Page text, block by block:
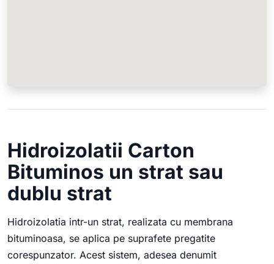
Hidroizolatii Carton
Bituminos un strat sau
dublu strat
Hidroizolatia intr-un strat, realizata cu membrana
bituminoasa, se aplica pe suprafete pregatite
corespunzator. Acest sistem, adesea denumit